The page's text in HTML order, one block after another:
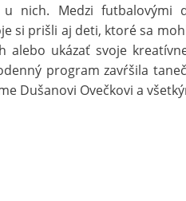
nich. Medzi futbalovými
si prišli aj deti, ktoré sa
alebo ukázať svoje
program zavŕšila
Dušanovi Ovečkovi a